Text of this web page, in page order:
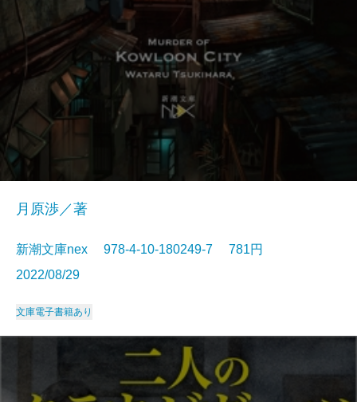
月原渉／著
新潮文庫nex 978-4-10-180249-7 781円
2022/08/29
文庫電子書籍あり